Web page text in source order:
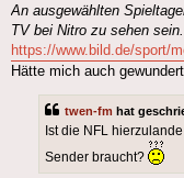
An ausgewählten
TV bei Nitro zu sehen sein.
https://www.bild.de/sport/
Hätte mich auch
twen-fm hat
Ist die NFL
Sender braucht?